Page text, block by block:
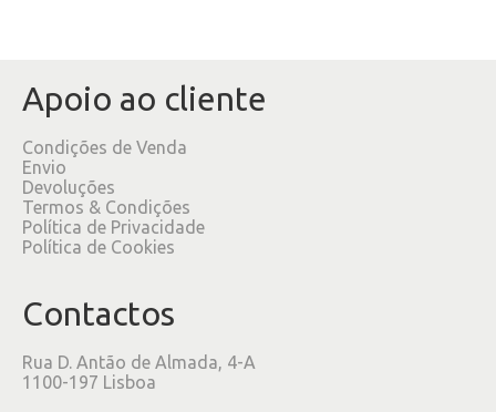
Apoio ao cliente
Condições de Venda
Envio
Devoluções
Termos & Condições
Política de Privacidade
Política de Cookies
Contactos
Rua D. Antão de Almada, 4-A
1100-197 Lisboa